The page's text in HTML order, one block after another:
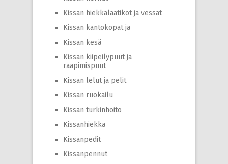
Kissan hiekkalaatikot ja vessat
Kissan kantokopat ja
Kissan kesä
Kissan kiipeilypuut ja
raapimispuut
Kissan lelut ja pelit
Kissan ruokailu
Kissan turkinhoito
Kissanhiekka
Kissanpedit
Kissanpennut